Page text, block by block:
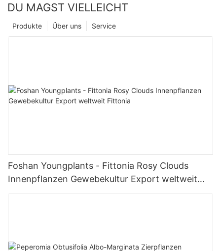
DU MAGST VIELLEICHT
Service
Über uns
Produkte
Foshan Youngplants - Fittonia Rosy Clouds
Innenpflanzen Gewebekultur Export weltweit
Fittonia